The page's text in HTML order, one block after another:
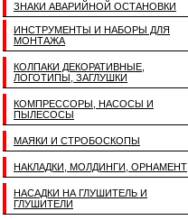
ЗНАКИ АВАРИЙНОЙ ОСТАНОВКИ
ИНСТРУМЕНТЫ И НАБОРЫ ДЛЯ
МОНТАЖА
КОЛПАКИ ДЕКОРАТИВНЫЕ,
ЛОГОТИПЫ, ЗАГЛУШКИ
КОМПРЕССОРЫ, НАСОСЫ И
ПЫЛЕСОСЫ
МАЯКИ И СТРОБОСКОПЫ
НАКЛАДКИ, МОЛДИНГИ, ОРНАМЕНТ
НАСАДКИ НА ГЛУШИТЕЛЬ И
ГЛУШИТЕЛИ